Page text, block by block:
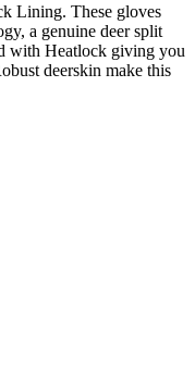
Lining. These gloves
a genuine deer split
with Heatlock giving you
deerskin make this